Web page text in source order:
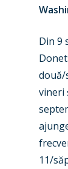
Din 9
două/
vineri
11/